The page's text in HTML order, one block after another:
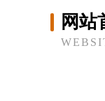
网站